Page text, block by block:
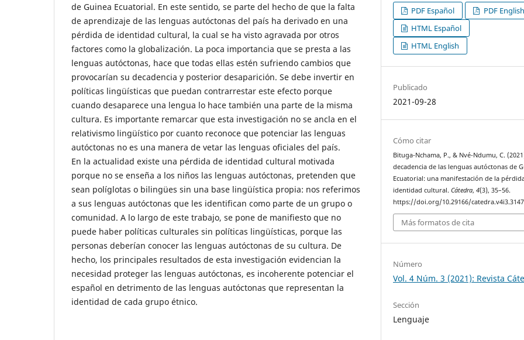
de Guinea Ecuatorial. En este sentido, se parte del hecho de que la falta
de aprendizaje de las lenguas autóctonas del país ha derivado en una
pérdida de identidad cultural, la cual se ha visto agravada por otros
factores como la globalización. La poca importancia que se presta a las
lenguas autóctonas, hace que todas ellas estén sufriendo cambios que
provocarían su decadencia y posterior desaparición. Se debe invertir en
políticas lingüísticas que puedan contrarrestar este efecto porque
cuando desaparece una lengua lo hace también una parte de la misma
cultura. Es importante remarcar que esta investigación no se ancla en el
relativismo lingüístico por cuanto reconoce que potenciar las lenguas
autóctonas no es una manera de vetar las lenguas oficiales del país.
En la actualidad existe una pérdida de identidad cultural motivada
porque no se enseña a los niños las lenguas autóctonas, pretenden que
sean políglotas o bilingües sin una base lingüística propia: nos referimos
a sus lenguas autóctonas que les identifican como parte de un grupo o
comunidad. A lo largo de este trabajo, se pone de manifiesto que no
puede haber políticas culturales sin políticas lingüísticas, porque las
personas deberían conocer las lenguas autóctonas de su cultura. De
hecho, los principales resultados de esta investigación evidencian la
necesidad proteger las lenguas autóctonas, es incoherente potenciar el
español en detrimento de las lenguas autóctonas que representan la
identidad de cada grupo étnico.
PDF Español
PDF English
HTML Español
HTML English
Publicado
2021-09-28
Cómo citar
Bituga-Nchama, P., & Nvé-Ndumu, C.
decadencia de las lenguas autóctonas de
Ecuatorial: una manifestación de la
identidad cultural.Cátedra,4(3), 35–56.
https://doi.org/10.29166/catedra.v4i3.3147
Más formatos de cita
Número
Vol. 4 Núm. 3 (2021): Revista
Sección
Lenguaje